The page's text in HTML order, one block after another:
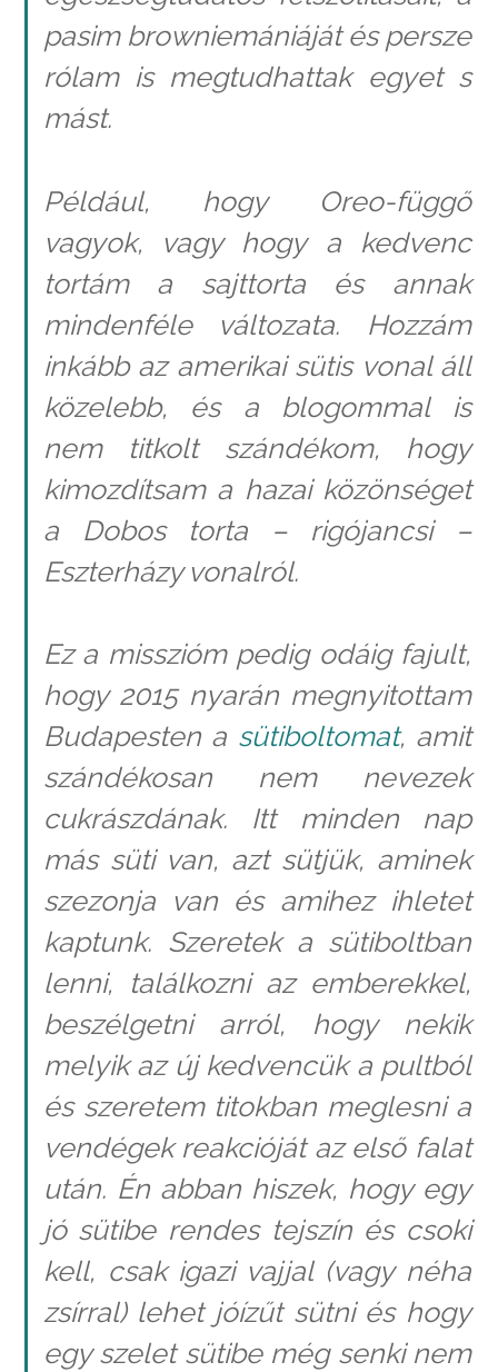
pasim browniemániáját és persze
rólam is megtudhattak egyet s
mást.
Például, hogy Oreo-függő
vagyok, vagy hogy a kedvenc
tortám a sajttorta és annak
mindenféle változata. Hozzám
inkább az amerikai sütis vonal áll
közelebb, és a blogommal is
nem titkolt szándékom, hogy
kimozdítsam a hazai közönséget
a Dobos torta – rigójancsi –
Eszterházy vonalról.
Ez a misszióm pedig odáig fajult,
hogy 2015 nyarán megnyitottam
Budapesten a sütiboltomat, amit
szándékosan nem nevezek
cukrászdának. Itt minden nap
más süti van, azt sütjük, aminek
szezonja van és amihez ihletet
kaptunk. Szeretek a sütiboltban
lenni, találkozni az emberekkel,
beszélgetni arról, hogy nekik
melyik az új kedvencük a pultból
és szeretem titokban meglesni a
vendégek reakcióját az első falat
után. Én abban hiszek, hogy egy
jó sütibe rendes tejszín és csoki
kell, csak igazi vajjal (vagy néha
zsírral) lehet jóízűt sütni és hogy
egy szelet sütibe még senki nem